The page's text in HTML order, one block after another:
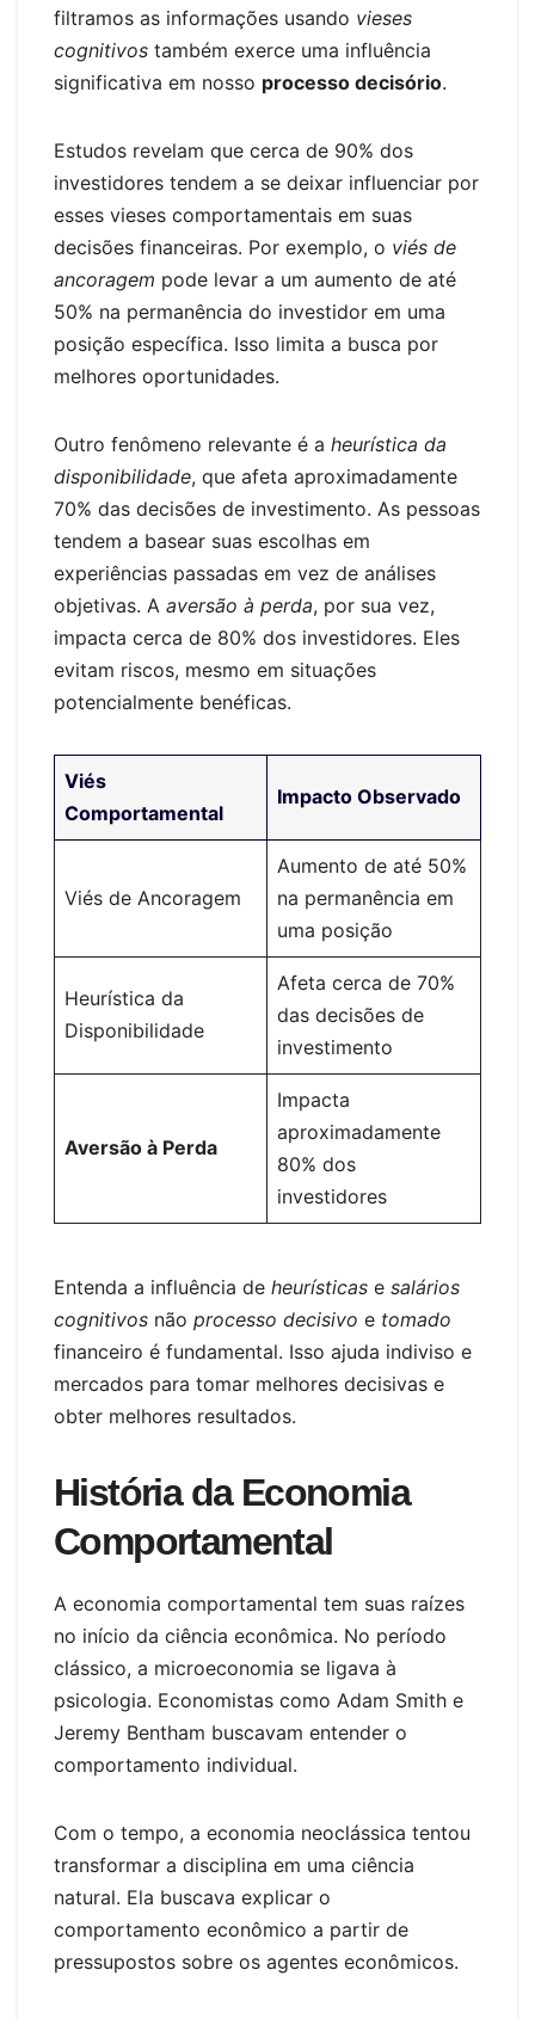
filtramos as informações usando vieses
cognitivos também exerce uma influência
significativa em nosso processo decisório.
Estudos revelam que cerca de 90% dos
investidores tendem a se deixar influenciar por
esses vieses comportamentais em suas
decisões financeiras. Por exemplo, o viés de
ancoragem pode levar a um aumento de até
50% na permanência do investidor em uma
posição específica. Isso limita a busca por
melhores oportunidades.
Outro fenômeno relevante é a heurística da
disponibilidade, que afeta aproximadamente
70% das decisões de investimento. As pessoas
tendem a basear suas escolhas em
experiências passadas em vez de análises
objetivas. A aversão à perda, por sua vez,
impacta cerca de 80% dos investidores. Eles
evitam riscos, mesmo em situações
potencialmente benéficas.
Viés
Comportamental
Impacto Observado
Viés de Ancoragem
Aumento de até 50%
na permanência em
uma posição
Heurística da
Disponibilidade
Afeta cerca de 70%
das decisões de
investimento
Aversão à Perda
Impacta
aproximadamente
80% dos
investidores
Entenda a influência de heurísticas e salários
cognitivos não processo decisivo e tomado
financeiro é fundamental. Isso ajuda indiviso e
mercados para tomar melhores decisivas e
obter melhores resultados.
História da Economia
Comportamental
A economia comportamental tem suas raízes
no início da ciência econômica. No período
clássico, a microeconomia se ligava à
psicologia. Economistas como Adam Smith e
Jeremy Bentham buscavam entender o
comportamento individual.
Com o tempo, a economia neoclássica tentou
transformar a disciplina em uma ciência
natural. Ela buscava explicar o
comportamento econômico a partir de
pressupostos sobre os agentes econômicos.